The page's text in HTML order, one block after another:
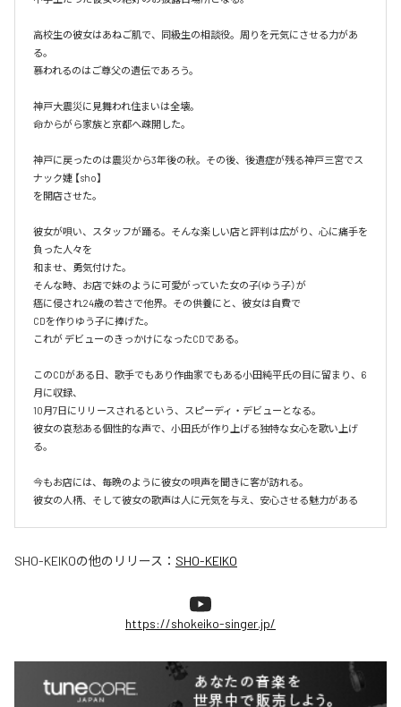
高校生の彼女はあねご肌で、同級生の相談役。周りを元気にさせる力があ
る。
慕われるのはご尊父の遺伝であろう。
神戸大震災に見舞われ住まいは全壊。
命からがら家族と京都へ疎開した。
神戸に戻ったのは震災から3年後の秋。その後、後遺症が残る神戸三宮でス
ナック婕 【sho】
を開店させた。
彼女が唄い、スタッフが踊る。そんな楽しい店と評判は広がり、心に痛手を
負った人々を
和ませ、勇気付けた。
そんな時、お店で妹のように可愛がっていた女の子(ゆう子）が
癌に侵され24歳の若さで他界。その供養にと、彼女は自費で
CDを作りゆう子に捧げた。
これが デビューのきっかけになったCDである。
このCDがある日、歌手でもあり作曲家でもある小田純平氏の目に留まり、6
月に収録、
10月7日にリリースされるという、スピーディ・デビューとなる。
彼女の哀愁ある個性的な声で、小田氏が作り上げる独特な女心を歌い上げ
る。
今もお店には、毎晩のように彼女の唄声を聞きに客が訪れる。
彼女の人柄、そして彼女の歌声は人に元気を与え、安心させる魅力がある
SHO-KEIKOの他のリリース： SHO-KEIKO
https://shokeiko-singer.jp/